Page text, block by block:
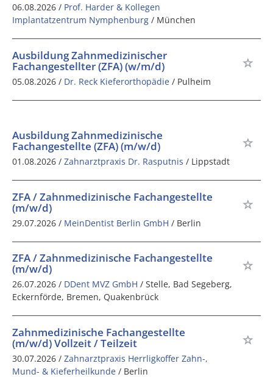
06.08.2026 / Prof. Harder & Kollegen
Implantatzentrum Nymphenburg / München
Ausbildung Zahnmedizinischer
Fachangestellter (ZFA) (w/m/d)
05.08.2026 / Dr. Reck Kieferorthopädie / Pulheim
Ausbildung Zahnmedizinische
Fachangestellte (ZFA) (m/w/d)
01.08.2026 / Zahnarztpraxis Dr. Rasputnis / Lippstadt
ZFA / Zahnmedizinische Fachangestellte
(m/w/d)
29.07.2026 / MeinDentist Berlin GmbH / Berlin
ZFA / Zahnmedizinische Fachangestellte
(m/w/d)
26.07.2026 / DDent MVZ GmbH / Stelle, Bad Segeberg,
Eckernförde, Bremen, Quakenbrück
Zahnmedizinische Fachangestellte
(m/w/d) Vollzeit / Teilzeit
30.07.2026 / Zahnarztpraxis Herrligkoffer Zahn-,
Mund- & Kieferheilkunde / Berlin